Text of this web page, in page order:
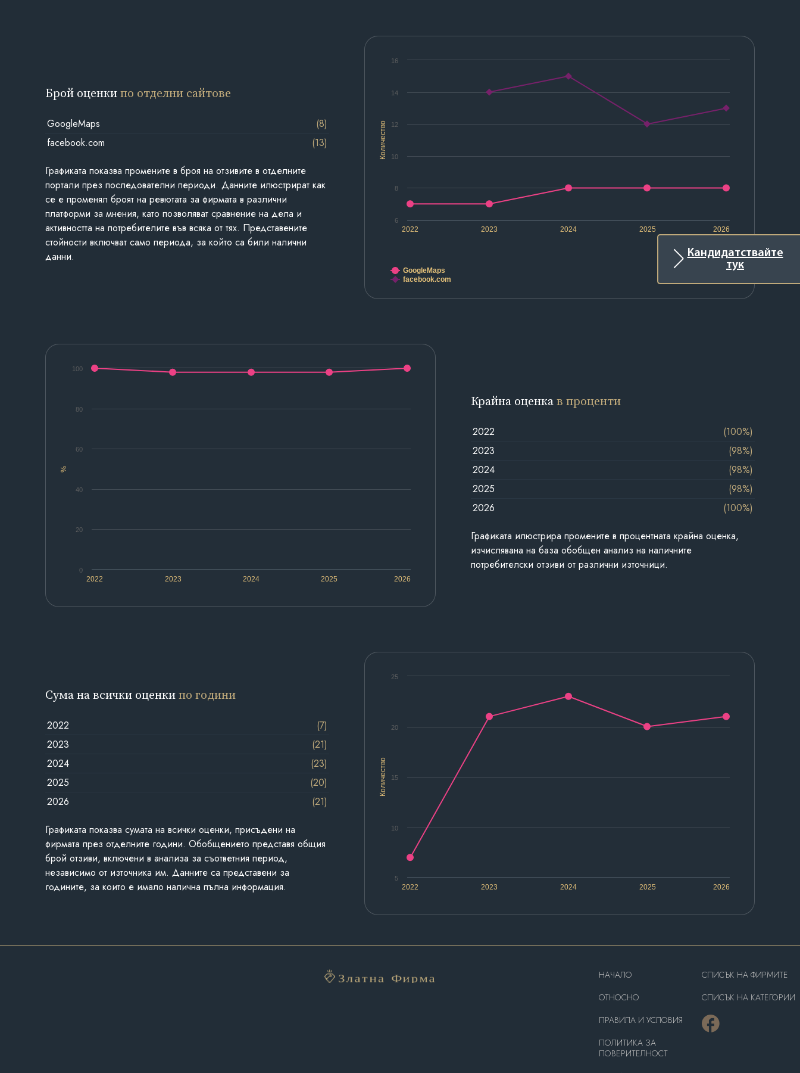
Кандидатствайте
тук
Количество
2022 2023 2024 2025 2026
6
8
10
12
14
16
GoogleMaps
facebook.com
Брой оценкипо отделни сайтове
GoogleMaps
(8)
facebook.com
(13)
Графиката показва промените в броя на отзивите в отделните
портали през последователни периоди. Данните илюстрират как
се е променял броят на ревютата за фирмата в различни
платформи за мнения, като позволяват сравнение на дела и
активността на потребителите във всяка от тях. Представените
стойности включват само периода, за който са били налични
данни.
%
2022 2023 2024 2025 2026
0
20
40
60
80
100
Крайна оценкав проценти
2022
(100%)
2023
(98%)
2024
(98%)
2025
(98%)
2026
(100%)
Графиката илюстрира промените в процентната крайна оценка,
изчислявана на база обобщен анализ на наличните
потребителски отзиви от различни източници.
Количество
2022 2023 2024 2025 2026
5
10
15
20
25
Сума на всички оценкипо години
2022
(7)
2023
(21)
2024
(23)
2025
(20)
2026
(21)
Графиката показва сумата на всички оценки, присъдени на
фирмата през отделните години. Обобщението представя общия
брой отзиви, включени в анализа за съответния период,
независимо от източника им. Данните са представени за
годините, за които е имало налична пълна информация.
HAЧАЛО
OТНОСНО
ПРАВИЛА И УСЛОВИЯ
ПОЛИТИКА ЗА
ПОВЕРИТЕЛНОСТ
СПИСЪК НА ФИРМИТЕ
СПИСЪК НА КАТЕГОРИИ